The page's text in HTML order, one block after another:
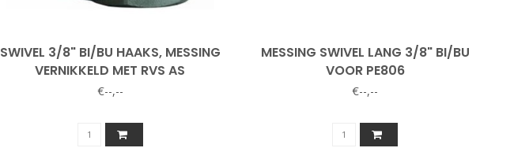
SWIVEL 3/8" BI/BU HAAKS, MESSING
VERNIKKELD MET RVS AS
€--,--
MESSING SWIVEL LANG 3/8" BI/BU
VOOR PE806
€--,--